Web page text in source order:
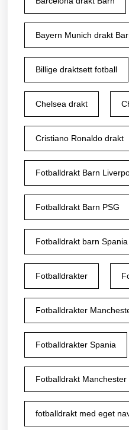
Bayern Munich drakt
Billige draktsett fotball
Chelsea drakt
Cristiano Ronaldo drakt
Fotballdrakt Barn
Fotballdrakt Barn PSG
Fotballdrakt barn Spania
Fotballdrakter
Fotballdrakter
Fotballdrakter Spania
Fotballdrakt Manchester
fotballdrakt med eget